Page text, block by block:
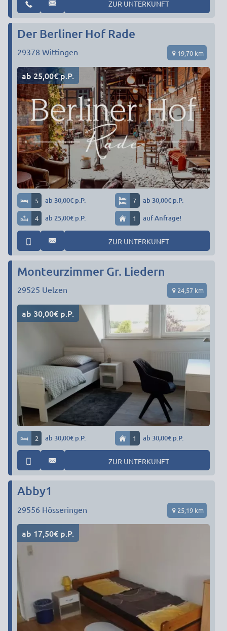
ZUR UNTERKUNFT
Der Berliner Hof Rade
29378 Wittingen 19,70 km
ab 25,00€ p.P.
5 ab 30,00€ p.P. 7 ab 30,00€ p.P.
4 ab 25,00€ p.P. 1 auf Anfrage!
ZUR UNTERKUNFT
Monteurzimmer Gr. Liedern
29525 Uelzen 24,57 km
ab 30,00€ p.P.
2 ab 30,00€ p.P. 1 ab 30,00€ p.P.
ZUR UNTERKUNFT
Abby1
29556 Hösseringen 25,19 km
ab 17,50€ p.P.